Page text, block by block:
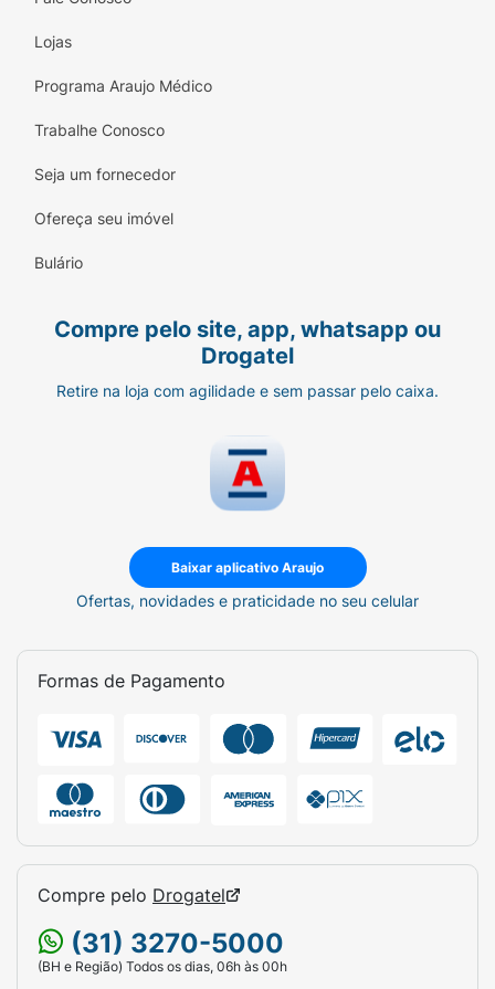
Lojas
Programa Araujo Médico
Trabalhe Conosco
Seja um fornecedor
Ofereça seu imóvel
Bulário
Compre pelo site, app, whatsapp ou
Drogatel
Retire na loja com agilidade e sem passar pelo caixa.
Baixar aplicativo Araujo
Ofertas, novidades e praticidade no seu celular
Formas de Pagamento
Compre pelo Drogatel
(31) 3270-5000
(BH e Região) Todos os dias, 06h às 00h